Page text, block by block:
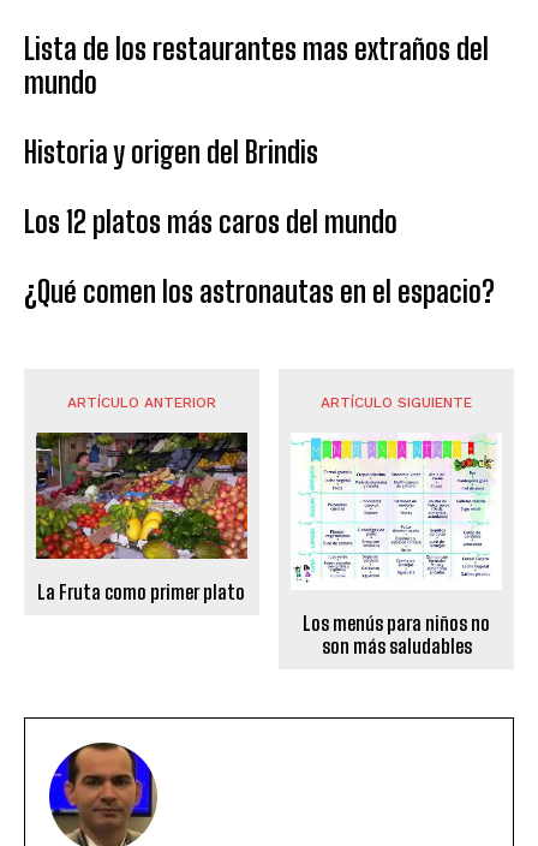
Lista de los restaurantes mas extraños del
mundo
Historia y origen del Brindis
Los 12 platos más caros del mundo
¿Qué comen los astronautas en el espacio?
ARTÍCULO ANTERIOR
La Fruta como primer plato
ARTÍCULO SIGUIENTE
Los menús para niños no
son más saludables